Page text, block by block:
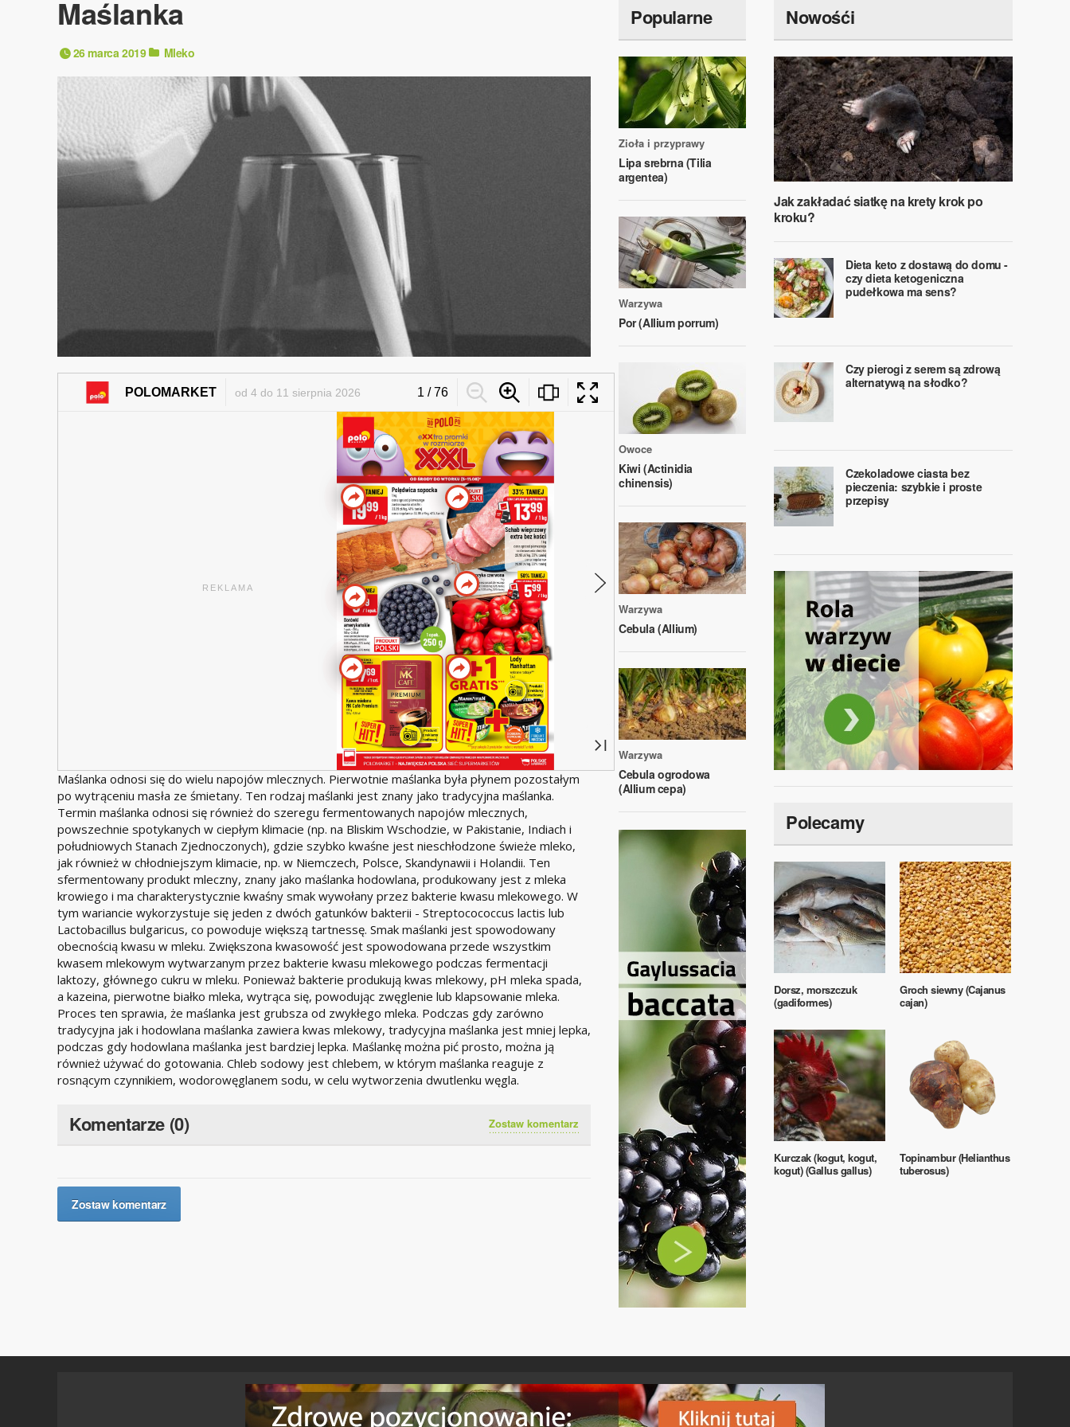
Maślanka
26 marca 2019 Mleko
Maślanka odnosi się do wielu napojów mlecznych. Pierwotnie maślanka była płynem pozostałym
po wytrąceniu masła ze śmietany. Ten rodzaj maślanki jest znany jako tradycyjna maślanka.
Termin maślanka odnosi się również do szeregu fermentowanych napojów mlecznych,
powszechnie spotykanych w ciepłym klimacie (np. na Bliskim Wschodzie, w Pakistanie, Indiach i
południowych Stanach Zjednoczonych), gdzie szybko kwaśne jest nieschłodzone świeże mleko,
jak również w chłodniejszym klimacie, np. w Niemczech, Polsce, Skandynawii i Holandii. Ten
sfermentowany produkt mleczny, znany jako maślanka hodowlana, produkowany jest z mleka
krowiego i ma charakterystycznie kwaśny smak wywołany przez bakterie kwasu mlekowego. W
tym wariancie wykorzystuje się jeden z dwóch gatunków bakterii - Streptocococcus lactis lub
Lactobacillus bulgaricus, co powoduje większą tartnessę. Smak maślanki jest spowodowany
obecnością kwasu w mleku. Zwiększona kwasowość jest spowodowana przede wszystkim
kwasem mlekowym wytwarzanym przez bakterie kwasu mlekowego podczas fermentacji
laktozy, głównego cukru w mleku. Ponieważ bakterie produkują kwas mlekowy, pH mleka spada,
a kazeina, pierwotne białko mleka, wytrąca się, powodując zwęglenie lub klapsowanie mleka.
Proces ten sprawia, że maślanka jest grubsza od zwykłego mleka. Podczas gdy zarówno
tradycyjna jak i hodowlana maślanka zawiera kwas mlekowy, tradycyjna maślanka jest mniej lepka,
podczas gdy hodowlana maślanka jest bardziej lepka. Maślankę można pić prosto, można ją
również używać do gotowania. Chleb sodowy jest chlebem, w którym maślanka reaguje z
rosnącym czynnikiem, wodorowęglanem sodu, w celu wytworzenia dwutlenku węgla.
Komentarze (0) Zostaw komentarz
Zostaw komentarz
Popularne
Zioła i przyprawy
Lipa srebrna (Tilia
argentea)
Warzywa
Por (Allium porrum)
Owoce
Kiwi (Actinidia
chinensis)
Warzywa
Cebula (Allium)
Warzywa
Cebula ogrodowa
(Allium cepa)
Nowośći
Jak zakładać siatkę na krety krok po
kroku?
Dieta keto z dostawą do domu -
czy dieta ketogeniczna
pudełkowa ma sens?
Czy pierogi z serem są zdrową
alternatywą na słodko?
Czekoladowe ciasta bez
pieczenia: szybkie i proste
przepisy
Polecamy
Dorsz, morszczuk
(gadiformes)
Groch siewny (Cajanus
cajan)
Kurczak (kogut, kogut,
kogut) (Gallus gallus)
Topinambur (Helianthus
tuberosus)